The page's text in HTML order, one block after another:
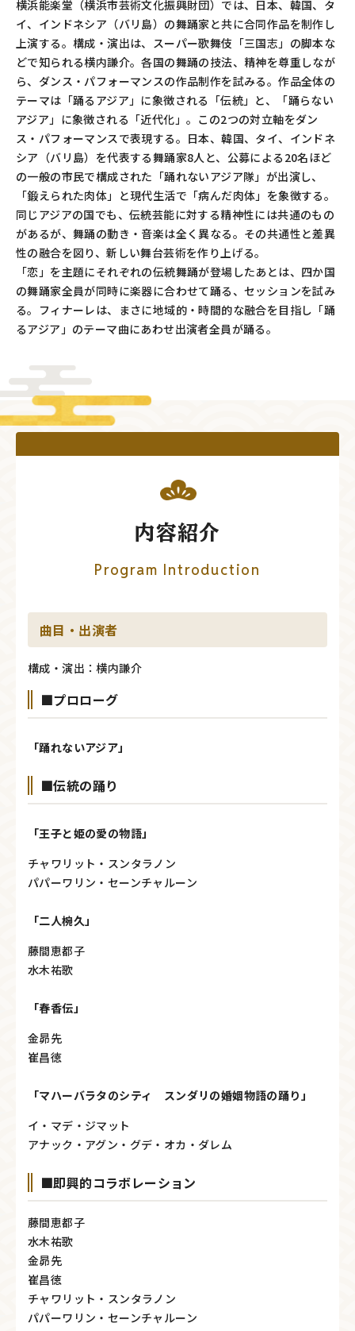
横浜能楽堂（横浜市芸術文化振興財団）では、日本、韓国、タ
イ、インドネシア（バリ島）の舞踊家と共に合同作品を制作し
上演する。構成・演出は、スーパー歌舞伎「三国志」の脚本な
どで知られる横内謙介。各国の舞踊の技法、精神を尊重しなが
ら、ダンス・パフォーマンスの作品制作を試みる。作品全体の
テーマは「踊るアジア」に象徴される「伝統」と、「踊らない
アジア」に象徴される「近代化」。この2つの対立軸をダン
ス・パフォーマンスで表現する。日本、韓国、タイ、インドネ
シア（バリ島）を代表する舞踊家8人と、公募による20名ほど
の一般の市民で構成された「踊れないアジア隊」が出演し、
「鍛えられた肉体」と現代生活で「病んだ肉体」を象徴する。
同じアジアの国でも、伝統芸能に対する精神性には共通のもの
があるが、舞踊の動き・音楽は全く異なる。その共通性と差異
性の融合を図り、新しい舞台芸術を作り上げる。
「恋」を主題にそれぞれの伝統舞踊が登場したあとは、四か国
の舞踊家全員が同時に楽器に合わせて踊る、セッションを試み
る。フィナーレは、まさに地域的・時間的な融合を目指し「踊
るアジア」のテーマ曲にあわせ出演者全員が踊る。
内容紹介
Program Introduction
曲目・出演者
構成・演出：横内謙介
■プロローグ
「踊れないアジア」
■伝統の踊り
「王子と姫の愛の物語」
チャワリット・スンタラノン
パパーワリン・セーンチャルーン
「二人椀久」
藤間恵都子
水木祐歌
「春香伝」
金昴先
崔昌徳
「マハーバラタのシティ スンダリの婚姻物語の踊り」
イ・マデ・ジマット
アナック・アグン・グデ・オカ・ダレム
■即興的コラボレーション
藤間恵都子
水木祐歌
金昴先
崔昌徳
チャワリット・スンタラノン
パパーワリン・セーンチャルーン